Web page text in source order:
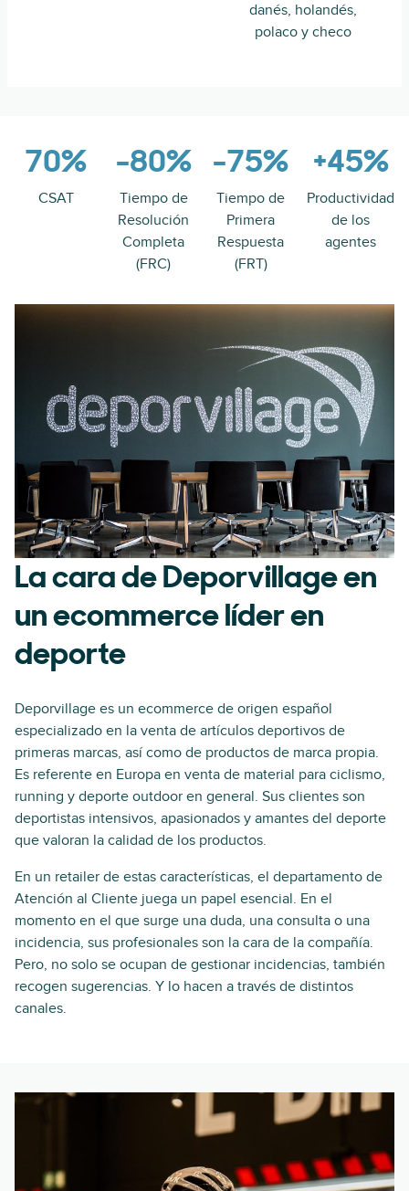
danés, holandés,
polaco y checo
70%
CSAT
-80%
Tiempo de
Resolución
Completa
(FRC)
-75%
Tiempo de
Primera
Respuesta
(FRT)
+45%
Productividad
de los
agentes
La cara de Deporvillage en
un ecommerce líder en
deporte
Deporvillage es un ecommerce de origen español
especializado en la venta de artículos deportivos de
primeras marcas, así como de productos de marca propia.
Es referente en Europa en venta de material para ciclismo,
running y deporte outdoor en general. Sus clientes son
deportistas intensivos, apasionados y amantes del deporte
que valoran la calidad de los productos.
En un retailer de estas características, el departamento de
Atención al Cliente juega un papel esencial. En el
momento en el que surge una duda, una consulta o una
incidencia, sus profesionales son la cara de la compañía.
Pero, no solo se ocupan de gestionar incidencias, también
recogen sugerencias. Y lo hacen a través de distintos
canales.